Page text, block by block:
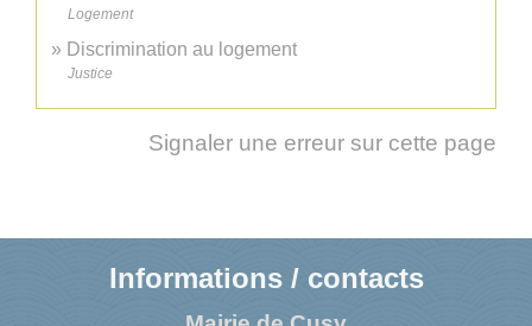
Logement
Discrimination au logement
Justice
Signaler une erreur sur cette page
Informations / contacts